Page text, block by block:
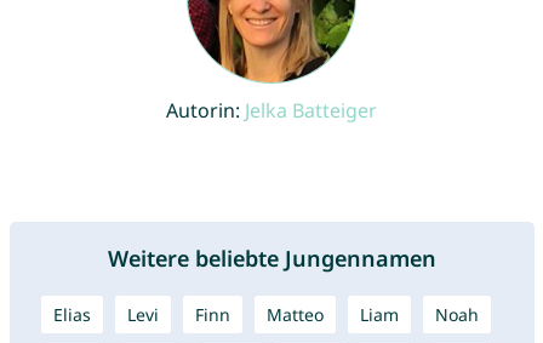
Autorin: Jelka Batteiger
Weitere beliebte Jungennamen
Elias Levi Finn Matteo Liam Noah